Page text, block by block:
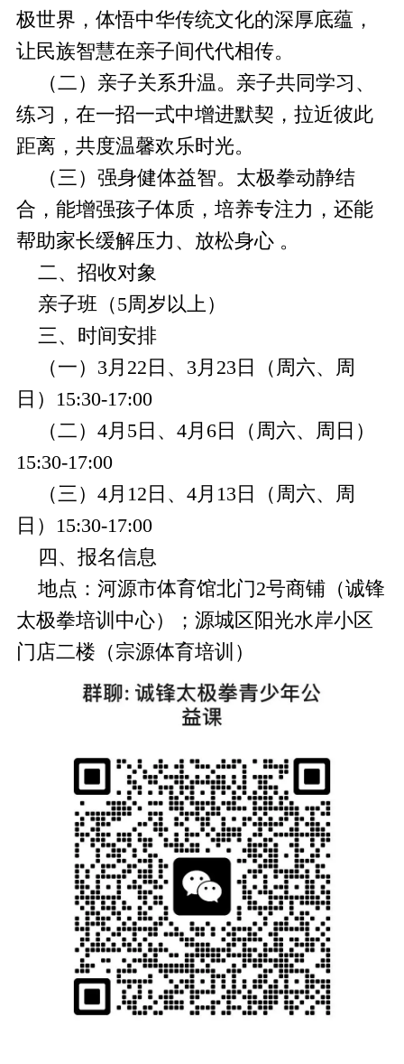
极世界，体悟中华传统文化的深厚底蕴，
让民族智慧在亲子间代代相传。
（二）亲子关系升温。亲子共同学习、
练习，在一招一式中增进默契，拉近彼此
距离，共度温馨欢乐时光。
（三）强身健体益智。太极拳动静结
合，能增强孩子体质，培养专注力，还能
帮助家长缓解压力、放松身心 。
二、招收对象
亲子班（5周岁以上）
三、时间安排
（一）3月22日、3月23日
（ 周六、周
日） 15:30-17:00
（二）4月5日、4月6日
（周六、周日）
15:30-17:00
（三）4月12日、4月13日
（周六、周
日） 15:30-17:00
四、报名信息
地点： 河源市体育馆北门2号商铺（诚锋
太极拳培训中心）； 源城区阳光水岸小区
门店二楼（宗源体育培训）